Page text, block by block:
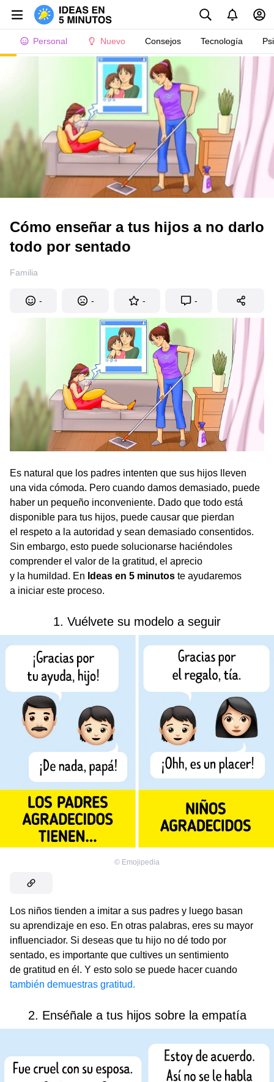
Personal Nuevo Consejos Tecnología
Cómo enseñar a tus hijos a no darlo
todo por sentado
Familia
- - - -
Es natural que los padres intenten que sus hijos lleven
una vida cómoda. Pero cuando damos demasiado, puede
haber un pequeño inconveniente. Dado que todo está
disponible para tus hijos, puede causar que pierdan
el respeto a la autoridad y sean demasiado consentidos.
Sin embargo, esto puede solucionarse haciéndoles
comprender el valor de la gratitud, el aprecio
y la humildad. En Ideas en 5 minutos te ayudaremos
a iniciar este proceso.
1. Vuélvete su modelo a seguir
© Emojipedia
Los niños tienden a imitar a sus padres y luego basan
su aprendizaje en eso. En otras palabras, eres su mayor
influenciador. Si deseas que tu hijo no dé todo por
sentado, es importante que cultives un sentimiento
de gratitud en él. Y esto solo se puede hacer cuando
también demuestras gratitud.
2. Enséñale a tus hijos sobre la empatía